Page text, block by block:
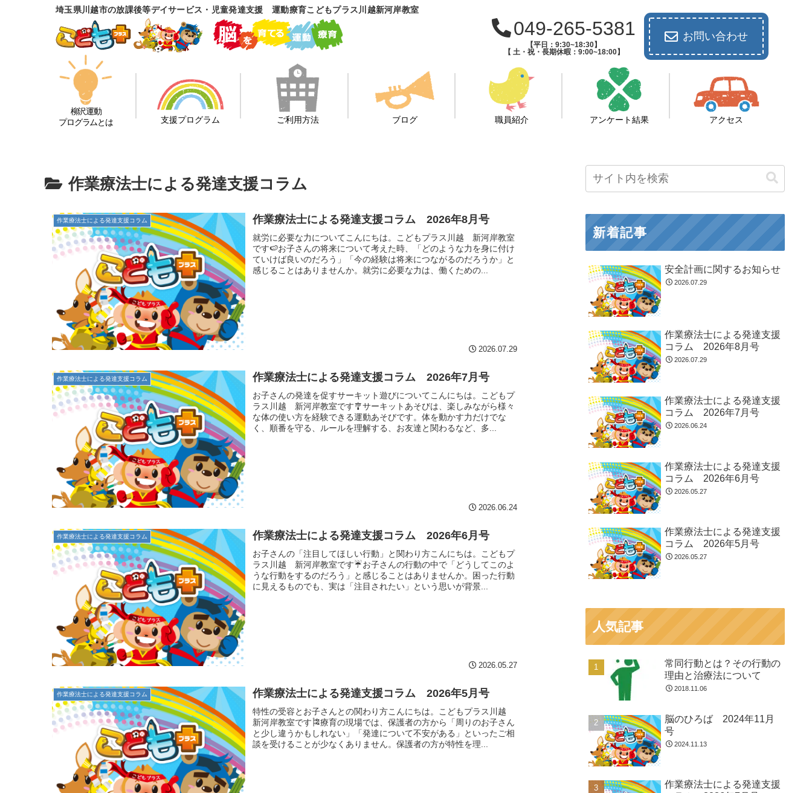
埼玉県川越市の放課後等デイサービス・児童発達支援 運動療育こどもプラス川越新河岸教室
049-265-5381
【平日：9:30~18:30】
【 土・祝・長期休暇：9:00~18:00】
お問い合わせ
柳沢運動
プログラムとは
支援プログラム ご利用方法 ブログ 職員紹介 アンケート結果 アクセス
作業療法士による発達支援コラム
作業療法士による発達支援コラム 作業療法士による発達支援コラム 2026年8月号
就労に必要な力についてこんにちは。こどもプラス川越 新河岸教室
です🍉お子さんの将来について考えた時、「どのような力を身に付け
ていけば良いのだろう」「今の経験は将来につながるのだろうか」と
感じることはありませんか。就労に必要な力は、働くための...
2026.07.29
作業療法士による発達支援コラム 作業療法士による発達支援コラム 2026年7月号
お子さんの発達を促すサーキット遊びについてこんにちは。こどもプ
ラス川越 新河岸教室です🎐サーキットあそびは、楽しみながら様々
な体の使い方を経験できる運動あそびです。体を動かす力だけでな
く、順番を守る、ルールを理解する、お友達と関わるなど、多...
2026.06.24
作業療法士による発達支援コラム 作業療法士による発達支援コラム 2026年6月号
お子さんの「注目してほしい行動」と関わり方こんにちは。こどもプ
ラス川越 新河岸教室です☔お子さんの行動の中で「どうしてこのよ
うな行動をするのだろう」と感じることはありませんか。困った行動
に見えるものでも、実は「注目されたい」という思いが背景...
2026.05.27
作業療法士による発達支援コラム 作業療法士による発達支援コラム 2026年5月号
特性の受容とお子さんとの関わり方こんにちは。こどもプラス川越
新河岸教室です🎏療育の現場では、保護者の方から「周りのお子さん
と少し違うかもしれない」「発達について不安がある」といったご相
談を受けることが少なくありません。保護者の方が特性を理...
新着記事
安全計画に関するお知らせ
2026.07.29
作業療法士による発達支援
コラム 2026年8月号
2026.07.29
作業療法士による発達支援
コラム 2026年7月号
2026.06.24
作業療法士による発達支援
コラム 2026年6月号
2026.05.27
作業療法士による発達支援
コラム 2026年5月号
2026.05.27
人気記事
常同行動とは？その行動の
理由と治療法について
2018.11.06
脳のひろば 2024年11月
号
2024.11.13
作業療法士による発達支援